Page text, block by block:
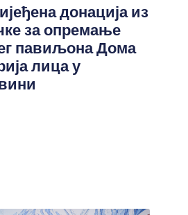
донација из
за опремање
павиљона Дома
лица у